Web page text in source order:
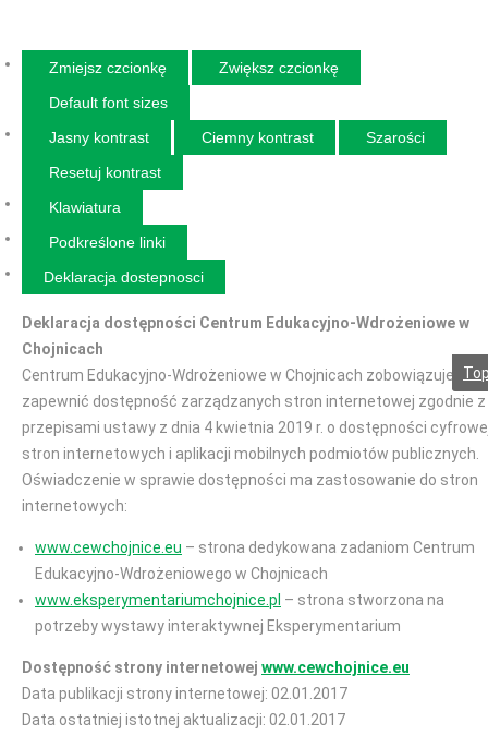
Zmiejsz czcionkę
Zwiększ czcionkę
Default font sizes
Jasny kontrast
Ciemny kontrast
Szarości
Resetuj kontrast
Klawiatura
Podkreślone linki
Deklaracja dostepnosci
Deklaracja dostępności Centrum Edukacyjno-Wdrożeniowe w
Chojnicach
Centrum Edukacyjno-Wdrożeniowe w Chojnicach zobowiązuje się
zapewnić dostępność zarządzanych stron internetowej zgodnie z
przepisami ustawy z dnia 4 kwietnia 2019 r. o dostępności
stron internetowych i aplikacji mobilnych podmiotów publicznych.
Oświadczenie w sprawie dostępności ma zastosowanie do stron
internetowych:
www.cewchojnice.eu – strona dedykowana zadaniom Centrum
Edukacyjno-Wdrożeniowego w Chojnicach
www.eksperymentariumchojnice.pl – strona stworzona na
potrzeby wystawy interaktywnej Eksperymentarium
Dostępność strony internetowej www.cewchojnice.eu
Data publikacji strony internetowej: 02.01.2017
Data ostatniej istotnej aktualizacji: 02.01.2017